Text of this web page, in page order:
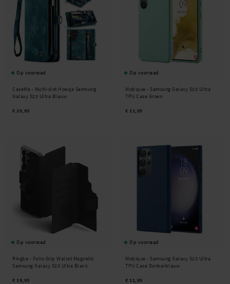
Op voorraad
CaseMe - Multi-slot Hoesje Samsung
Galaxy S23 Ultra Blauw
€ 29,95
Op voorraad
Mobique - Samsung Galaxy S23 Ultra
TPU Case Groen
€ 11,95
Op voorraad
Ringke - Folio Grip Wallet Magnetic
Samsung Galaxy S23 Ultra Black
€ 19,95
Op voorraad
Mobique - Samsung Galaxy S23 Ultra
TPU Case Donkerblauw
€ 11,95